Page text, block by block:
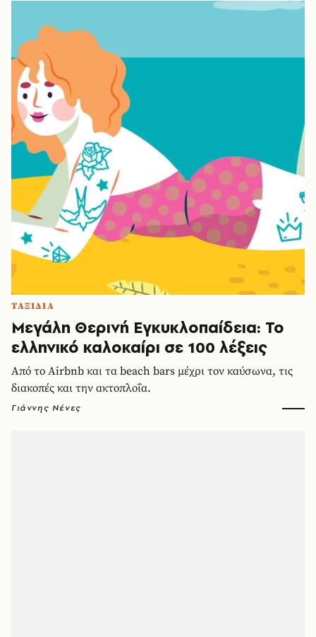
ΤΑΞΙΔΙΑ
Μεγάλη Θερινή Εγκυκλοπαίδεια: Το
ελληνικό καλοκαίρι σε 100 λέξεις
Από το Airbnb και τα beach bars μέχρι τον καύσωνα, τις
διακοπές και την ακτοπλοΐα.
Γιάννης Νένες